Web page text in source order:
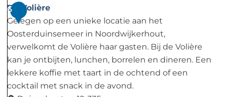
d
e
r
i
j
L
a
n
s
e
m
e
e
r
C
o
m
o
&
C
o
6
De Volière
Gelegen op een unieke locatie aan het
Oosterduinsemeer in Noordwijkerhout,
verwelkomt de Volière haar gasten. Bij de Volière
kan je ontbijten, lunchen, borrelen en dineren. Een
lekkere koffie met taart in de ochtend of een
cocktail met snack in de avond.